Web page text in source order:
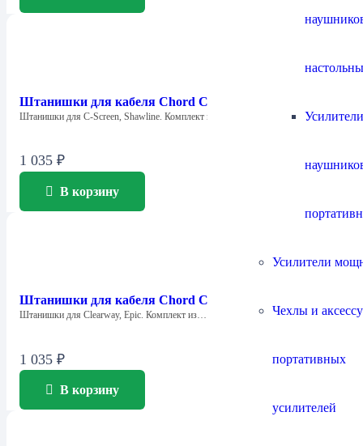
Усилители
Чехлы и
портативных
усилителей
Штанишки для кабеля Chord Company Little Trousers
Штанишки для C-Screen, Shawline. Комплект из…
1 035 ₽
В корзину
Штанишки для кабеля Chord Company Big Trousers
Штанишки для Clearway, Epic. Комплект из…
1 035 ₽
В корзину